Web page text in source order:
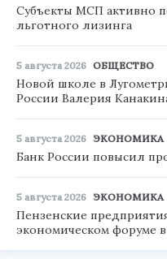
Субъекты МСП активно
льготного лизинга
5 августа 2026 ОБЩЕСТВО
Новой школе в
России Валерия
5 августа 2026 ЭКОНОМИКА
Банк России повысил
5 августа 2026 ЭКОНОМИКА
Пензенские
экономическом форуме